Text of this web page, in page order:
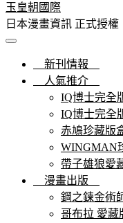
玉皇朝國際
日本漫畫資訊 正式授權
新刊情報
人氣推介
IQ博士完全
IQ博士完全
赤鳩珍藏版
WINGMAN
帶子雄狼愛
漫畫出版
鋼之鍊金術
哥布拉 愛藏